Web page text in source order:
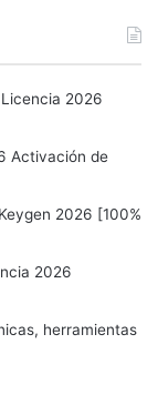
2026
Activación de
2026 [100%
2026
herramientas